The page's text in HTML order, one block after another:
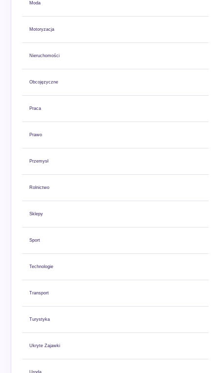
Moda
Motoryzacja
Nieruchomości
Obcojęzyczne
Praca
Prawo
Przemysł
Rolnictwo
Sklepy
Sport
Technologie
Transport
Turystyka
Ukryte Zajawki